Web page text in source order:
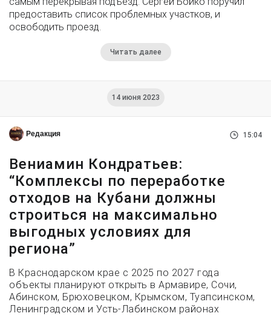
предоставить список проблемных участков, и
освободить проезд.
Читать далее
14 июня 2023
Редакция 15:04
Вениамин Кондратьев:
“Комплексы по переработке
отходов на Кубани должны
строиться на максимально
выгодных условиях для
региона”
В Краснодарском крае с 2025 по 2027 года
объекты планируют открыть в Армавире, Сочи,
Абинском, Брюховецком, Крымском, Туапсинском,
Ленинградском и Усть-Лабинском районах